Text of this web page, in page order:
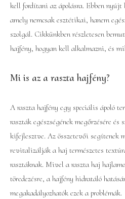
kell fordítani az ápolásra. Ebben
amely nemcsak esztétikai, hanem
szolgál. Cikkünkben részletesen
hajfény, hogyan kell alkalmazni, és
Mi is az a raszta hajfény?
A raszta hajfény egy speciális ápoló
raszták egészségének megőrzésére és
kifejlesztve. Az összetevői segítenek
revitalizálják a haj természetes
rasztáknak. Mivel a raszta haj
töredezésre, a hajfény hidratáló
megakadályozhatók ezek a problémák.